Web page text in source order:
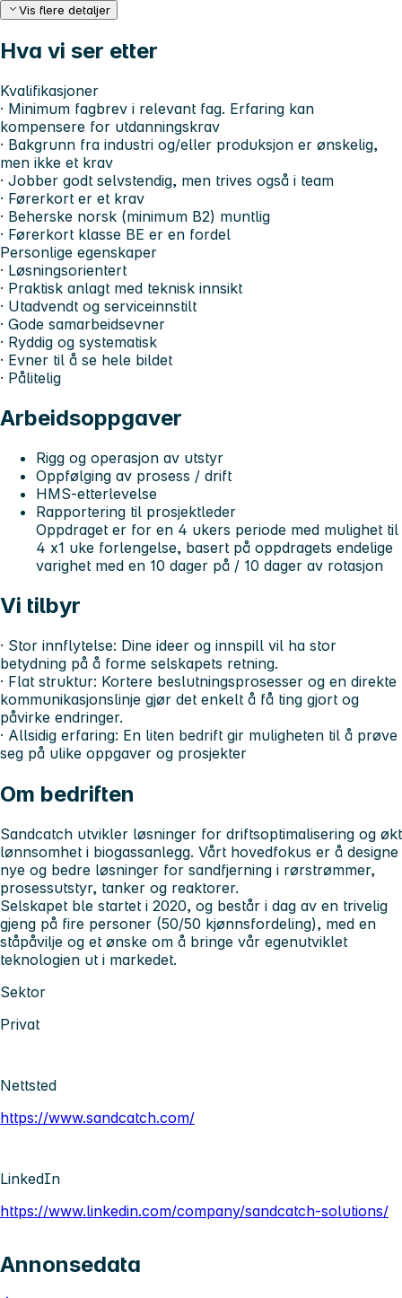
Vis flere detaljer
Hva vi ser etter
Kvalifikasjoner
· Minimum fagbrev i relevant fag. Erfaring kan
kompensere for utdanningskrav
· Bakgrunn fra industri og/eller produksjon er ønskelig,
men ikke et krav
· Jobber godt selvstendig, men trives også i team
· Førerkort er et krav
· Beherske norsk (minimum B2) muntlig
· Førerkort klasse BE er en fordel
Personlige egenskaper
· Løsningsorientert
· Praktisk anlagt med teknisk innsikt
· Utadvendt og serviceinnstilt
· Gode samarbeidsevner
· Ryddig og systematisk
· Evner til å se hele bildet
· Pålitelig
Arbeidsoppgaver
Rigg og operasjon av utstyr
Oppfølging av prosess / drift
HMS-etterlevelse
Rapportering til prosjektleder
Oppdraget er for en 4 ukers periode med mulighet til
4 x1 uke forlengelse, basert på oppdragets endelige
varighet med en 10 dager på / 10 dager av rotasjon
Vi tilbyr
· Stor innflytelse: Dine ideer og innspill vil ha stor
betydning på å forme selskapets retning.
· Flat struktur: Kortere beslutningsprosesser og en direkte
kommunikasjonslinje gjør det enkelt å få ting gjort og
påvirke endringer.
· Allsidig erfaring: En liten bedrift gir muligheten til å prøve
seg på ulike oppgaver og prosjekter
Om bedriften
Sandcatch utvikler løsninger for driftsoptimalisering og økt
lønnsomhet i biogassanlegg. Vårt hovedfokus er å designe
nye og bedre løsninger for sandfjerning i rørstrømmer,
prosessutstyr, tanker og reaktorer.
Selskapet ble startet i 2020, og består i dag av en trivelig
gjeng på fire personer (50/50 kjønnsfordeling), med en
ståpåvilje og et ønske om å bringe vår egenutviklet
teknologien ut i markedet.
Sektor
Privat
Nettsted
https://www.sandcatch.com/
LinkedIn
https://www.linkedin.com/company/sandcatch-solutions/
Annonsedata